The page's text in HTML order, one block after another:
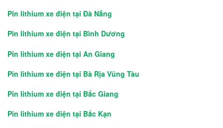
Pin lithium xe điện tại Đà Nẵng
Pin lithium xe điện tại Bình Dương
Pin lithium xe điện tại An Giang
Pin lithium xe điện tại Bà Rịa Vũng Tàu
Pin lithium xe điện tại Bắc Giang
Pin lithium xe điện tại Bắc Kạn